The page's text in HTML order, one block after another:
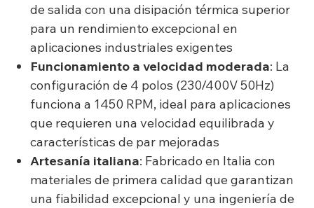
de salida con una disipación térmica superior
para un rendimiento excepcional en
aplicaciones industriales exigentes
Funcionamiento a velocidad moderada: La
configuración de 4 polos (230/400V 50Hz)
funciona a 1450 RPM, ideal para aplicaciones
que requieren una velocidad equilibrada y
características de par mejoradas
Artesanía italiana: Fabricado en Italia con
materiales de primera calidad que garantizan
una fiabilidad excepcional y una ingeniería de